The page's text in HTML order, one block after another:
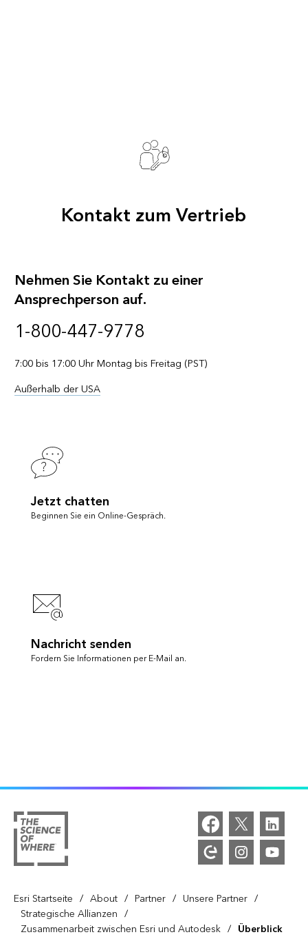
Kontakt zum Vertrieb
Nehmen Sie Kontakt zu einer
Ansprechperson auf.
1-800-447-9778
7:00 bis 17:00 Uhr Montag bis Freitag (PST)
Außerhalb der USA
Jetzt chatten
Beginnen Sie ein Online-Gespräch.
Nachricht senden
Fordern Sie Informationen per E-Mail an.
Esri Startseite / About / Partner / Unsere Partner /
Strategische Allianzen /
Zusammenarbeit zwischen Esri und Autodesk / Überblick